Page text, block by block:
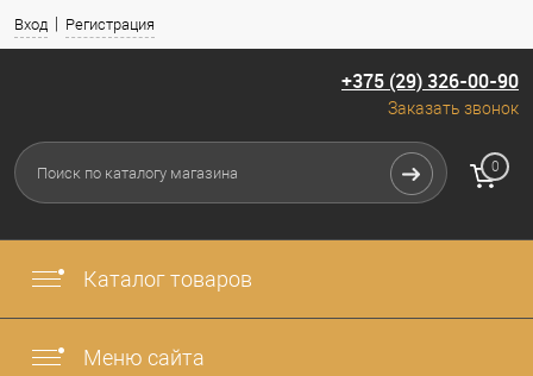
Вход Регистрация
+375 (29) 326-00-90
Заказать звонок
Меню сайта
Каталог товаров
0